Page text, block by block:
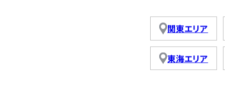
関東エリア
東海エリア